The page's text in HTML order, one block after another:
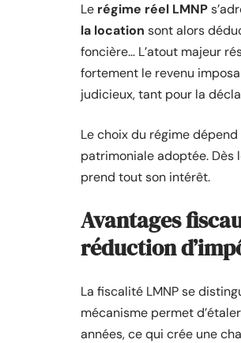
Le régime réel LMNP
la location sont alors
foncière… L’atout majeur
fortement le revenu
judicieux, tant pour la
Le choix du régime
patrimoniale adoptée. Dès
prend tout son intérêt.
Avantages
réduction
La fiscalité LMNP se
mécanisme permet
années, ce qui crée une